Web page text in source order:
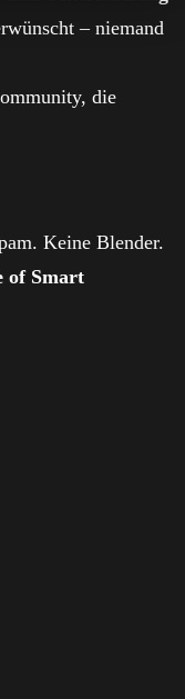
– niemand
die
Keine Blender.
of Smart